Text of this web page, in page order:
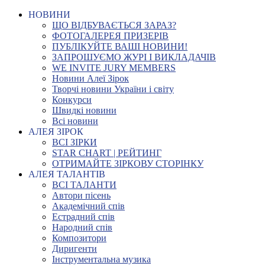
НОВИНИ
ЩО ВІДБУВАЄТЬСЯ ЗАРАЗ?
ФОТОГАЛЕРЕЯ ПРИЗЕРІВ
ПУБЛІКУЙТЕ ВАШІ НОВИНИ!
ЗАПРОШУЄМО ЖУРІ І ВИКЛАДАЧІВ
WE INVITE JURY MEMBERS
Новини Алеї Зірок
Творчі новини України і світу
Конкурси
Швидкі новини
Всі новини
АЛЕЯ ЗІРОК
ВСІ ЗІРКИ
STAR CHART | РЕЙТИНГ
ОТРИМАЙТЕ ЗІРКОВУ СТОРІНКУ
АЛЕЯ ТАЛАНТІВ
ВСІ ТАЛАНТИ
Автори пісень
Академічний спів
Естрадний спів
Народний спів
Композитори
Диригенти
Інструментальна музика